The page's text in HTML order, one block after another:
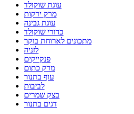
עוגת שוקולד
מרק ירקות
עוגת גבינה
כדורי שוקולד
מתכונים לארוחת בוקר
לזניה
פנקייקים
מרק כתום
עוף בתנור
לביבות
בצק שמרים
דגים בתנור